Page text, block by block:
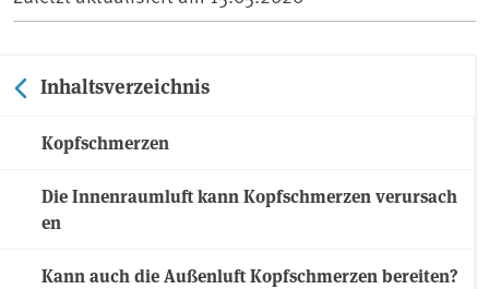
Inhaltsverzeichnis
Kopfschmerzen
Die Innenraumluft kann Kopfschmerzen verursach
en
Kann auch die Außenluft Kopfschmerzen bereiten?